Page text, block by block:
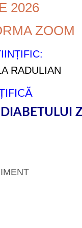
2026
ZOOM
RADULIAN